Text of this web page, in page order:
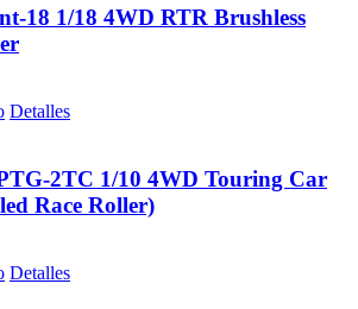
18 1/18 4WD RTR Brushless
Detalles
2TC 1/10 4WD Touring Car
Race Roller)
Detalles